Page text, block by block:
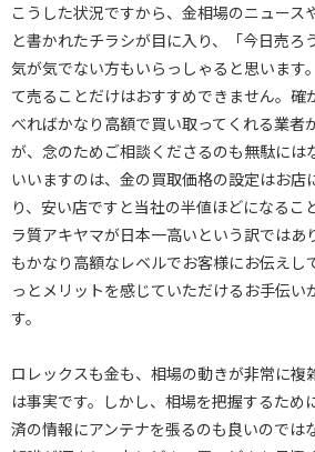
こうした状況ですから、金相場のニュース
と書かれたチラシが目に入り、「今日売ろ
気が気でない方もいらっしゃると思います
て売ることだけはおすすめできません。確
べればかなり高額で買い取ってくれる業者
が、念のためご相談くださるのも無駄には
いいますのは、金の買取価格の設定はお店
り、安い店ですと当社の半値ほどになるこ
ラ質アキヤマが日本一高いという訳ではあ
もかなり高額なレベルでお客様にお伝えし
っとメリットを感じていただけるお手伝い
す。
ロレックスも金も、相場の動きが非常に複
は事実です。しかし、相場を把握するため
済の情報にアンテナを張るのも良いのでは